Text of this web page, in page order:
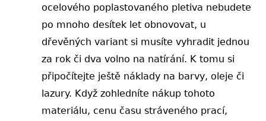
ocelového poplastovaného pletiva nebudete
po mnoho desítek let obnovovat, u
dřevěných variant si musíte vyhradit jednou
za rok či dva volno na natírání. K tomu si
připočítejte ještě náklady na barvy, oleje či
lazury. Když zohledníte nákup tohoto
materiálu, cenu času stráveného prací,